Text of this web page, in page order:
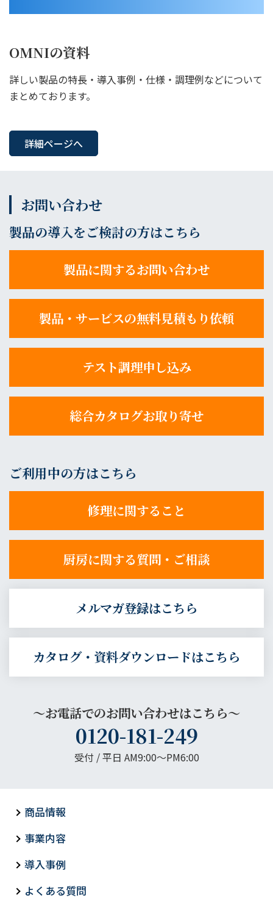
OMNIの資料
詳しい製品の特長・導入事例・仕様・調理例などについて
まとめております。
詳細ページへ
お問い合わせ
製品の導入をご検討の方はこちら
製品に関するお問い合わせ
製品・サービスの無料見積もり依頼
テスト調理申し込み
総合カタログお取り寄せ
ご利用中の方はこちら
修理に関すること
厨房に関する質問・ご相談
メルマガ登録はこちら
カタログ・資料ダウンロードはこちら
～お電話でのお問い合わせはこちら～
0120-181-249
受付 / 平日 AM9:00〜PM6:00
商品情報
事業内容
導入事例
よくある質問